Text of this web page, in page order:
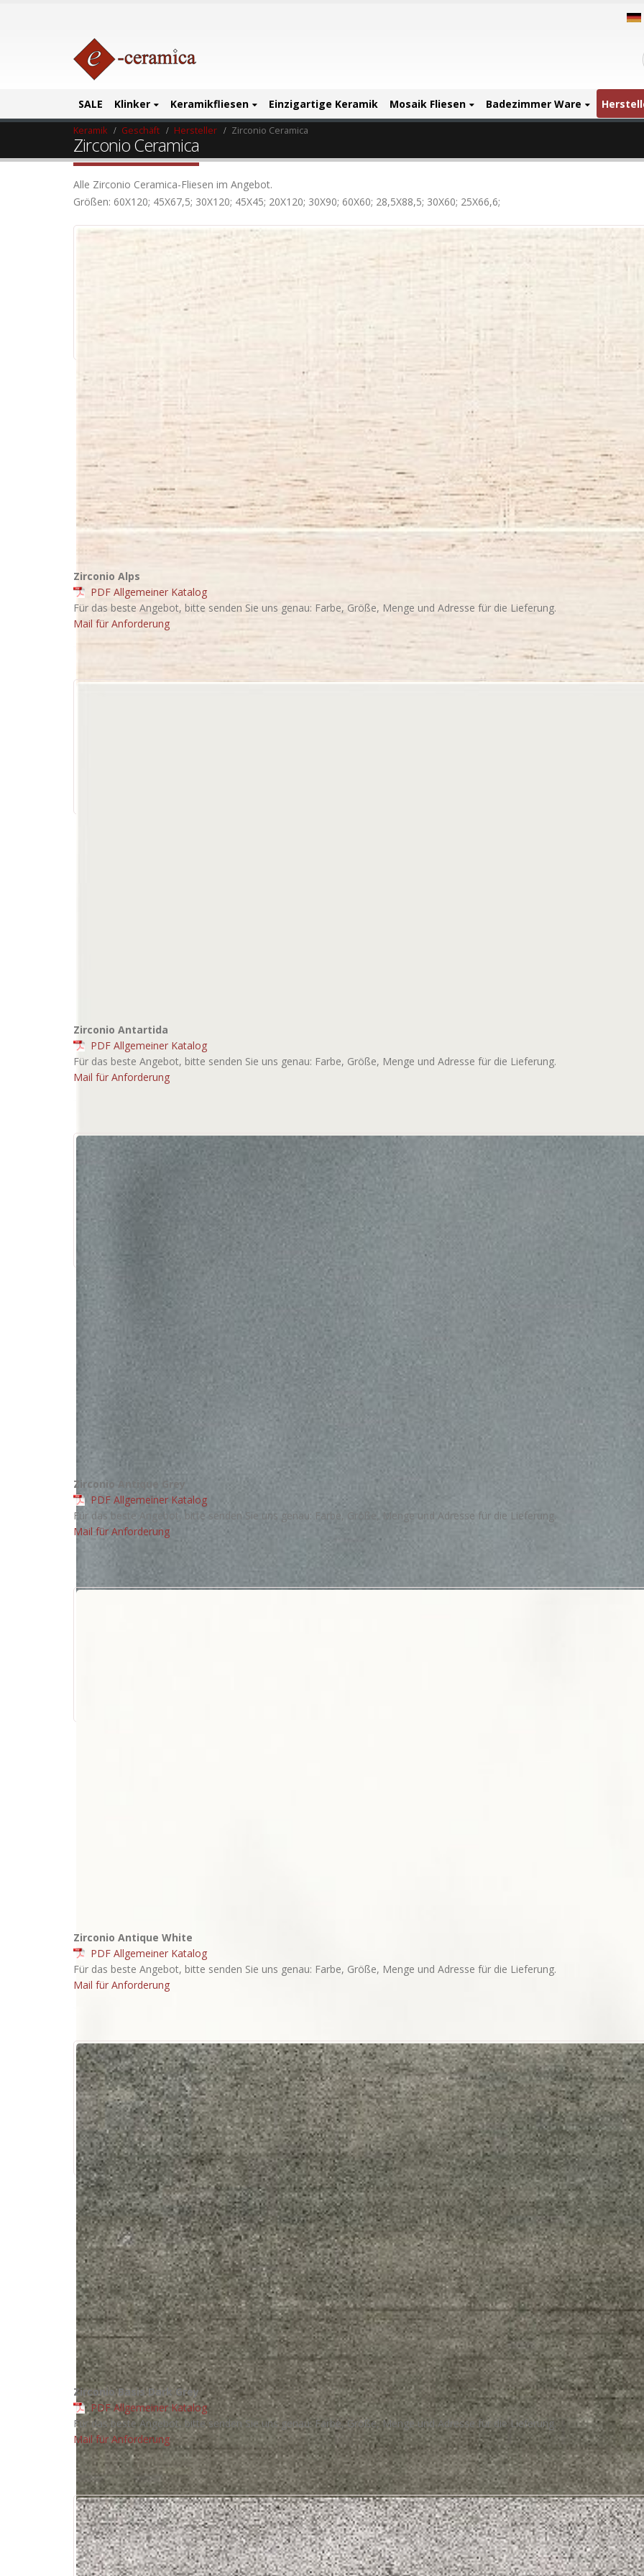
SALE Klinker Keramikfliesen Einzigartige Keramik Mosaik Fliesen Badezimmer Ware
Keramik Geschäft Hersteller Zirconio Ceramica
Zirconio Ceramica
Alle Zirconio Ceramica-Fliesen im Angebot.
Größen: 60X120; 45X67,5; 30X120; 45X45; 20X120; 30X90; 60X60; 28,5X88,5; 30X60; 25X66,6;
Zirconio Alps
PDF Allgemeiner Katalog
Für das beste Angebot, bitte senden Sie uns genau: Farbe, Größe, Menge und Adresse für die Lieferung.
Mail für Anforderung
Zirconio Antartida
PDF Allgemeiner Katalog
Für das beste Angebot, bitte senden Sie uns genau: Farbe, Größe, Menge und Adresse für die Lieferung.
Mail für Anforderung
Zirconio Antique Grey
PDF Allgemeiner Katalog
Für das beste Angebot, bitte senden Sie uns genau: Farbe, Größe, Menge und Adresse für die Lieferung.
Mail für Anforderung
Zirconio Antique White
PDF Allgemeiner Katalog
Für das beste Angebot, bitte senden Sie uns genau: Farbe, Größe, Menge und Adresse für die Lieferung.
Mail für Anforderung
Zirconio Basis Dark Grey
PDF Allgemeiner Katalog
Für das beste Angebot, bitte senden Sie uns genau: Farbe, Größe, Menge und Adresse für die Lieferung.
Mail für Anforderung